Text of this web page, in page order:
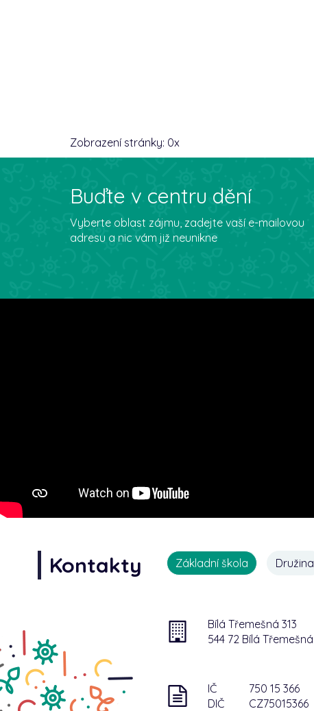
Zobrazení stránky: 0x
Buďte v centru dění
Vyberte oblast zájmu, zadejte vaší e-mailovou
adresu a nic vám již neunikne
Kontakty Základní škola Družina
Bílá Třemešná 313
544 72 Bílá Třemešná
IČ
750 15 366
DIČ
CZ75015366